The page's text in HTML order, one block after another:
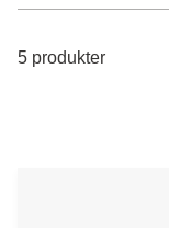
5 produkter